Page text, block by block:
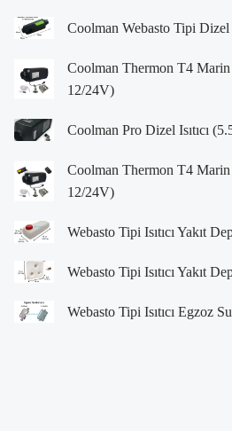
Coolman Webasto Tipi Dizel
Coolman Thermon T4 Marin
12/24V)
Coolman Pro Dizel Isıtıcı
Coolman Thermon T4
12/24V)
Webasto Tipi Isıtıcı Yakıt
Webasto Tipi Isıtıcı Yakıt
Webasto Tipi Isıtıcı Egzoz